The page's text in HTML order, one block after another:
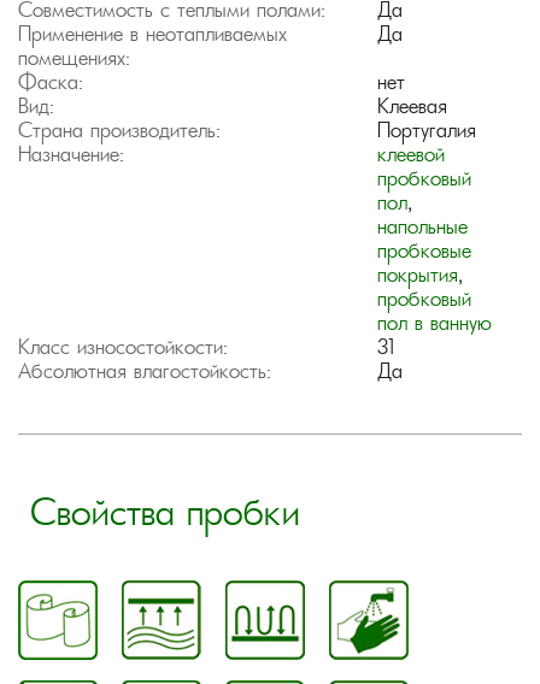
Совместимость с теплыми полами:
Да
Применение в неотапливаемых
помещениях:
Да
Фаска:
нет
Вид:
Клеевая
Страна производитель:
Португалия
Назначение:
клеевой
пробковый
пол,
напольные
пробковые
покрытия,
пробковый
пол в ванную
Класс износостойкости:
31
Абсолютная влагостойкость:
Да
Свойства пробки